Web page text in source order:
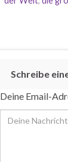
Schreibe
Deine Email-